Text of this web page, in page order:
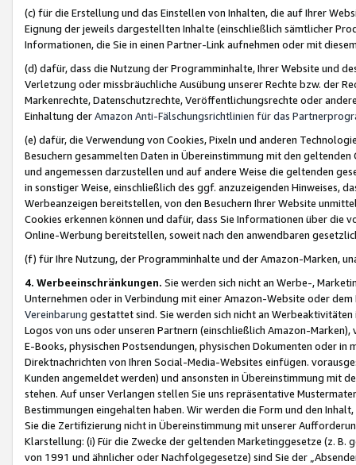
(c) für die Erstellung und das Einstellen von Inhalten, die auf Ihrer
Eignung der jeweils dargestellten Inhalte (einschließlich sämtlicher
Informationen, die Sie in einen Partner-Link aufnehmen oder mit
(d) dafür, dass die Nutzung der Programminhalte, Ihrer Website und
Verletzung oder missbräuchliche Ausübung unserer Rechte bzw. der
Markenrechte, Datenschutzrechte, Veröffentlichungsrechte oder
Einhaltung derAmazon Anti-Fälschungsrichtlinien für das
(e) dafür, die Verwendung von Cookies, Pixeln und anderen
Besuchern gesammelten Daten in Übereinstimmung mit den
und angemessen darzustellen und auf andere Weise die geltenden
in sonstiger Weise, einschließlich des ggf. anzuzeigenden Hinweises,
Werbeanzeigen bereitstellen, von den Besuchern Ihrer Website
Cookies erkennen können und dafür, dass Sie Informationen über die
Online-Werbung bereitstellen, soweit nach den anwendbaren
(f) für Ihre Nutzung, der Programminhalte und der Amazon-Marken,
4. Werbeeinschränkungen. Sie werden sich nicht an Werbe-,
Unternehmen oder in Verbindung mit einer Amazon-Website oder
Vereinbarung gestattet sind. Sie werden sich nicht an
Logos von uns oder unseren Partnern (einschließlich Amazon-
E-Books, physischen Postsendungen, physischen Dokumenten oder in
Direktnachrichten von Ihren Social-Media-Websites einfügen.
Kunden angemeldet werden) und ansonsten in Übereinstimmung mit
stehen. Auf unser Verlangen stellen Sie uns repräsentative
Bestimmungen eingehalten haben. Wir werden die Form und den
Sie die Zertifizierung nicht in Übereinstimmung mit unserer
Klarstellung: (i) Für die Zwecke der geltenden Marketinggesetze (z. B.
von 1991 und ähnlicher oder Nachfolgegesetze) sind Sie der